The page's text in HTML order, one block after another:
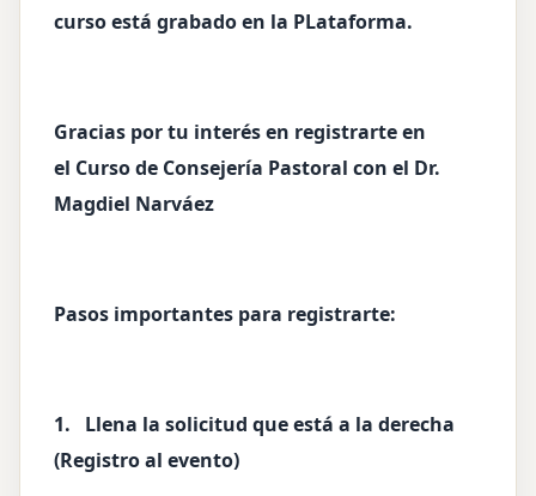
curso está grabado en la PLataforma.
Gracias por tu interés en registrarte en
el Curso de Consejería Pastoral con el Dr.
Magdiel Narváez
Pasos importantes para registrarte:
1. Llena la solicitud que está a la derecha
(Registro al evento)